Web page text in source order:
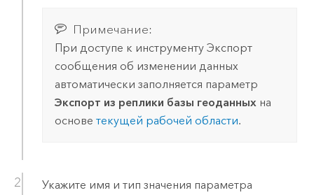
Примечание:
При доступе к инструменту Экспорт
сообщения об изменении данных
автоматически заполняется параметр
Экспорт из реплики базы геоданныхна
основе текущей рабочей области.
Укажите имя и тип значения параметра